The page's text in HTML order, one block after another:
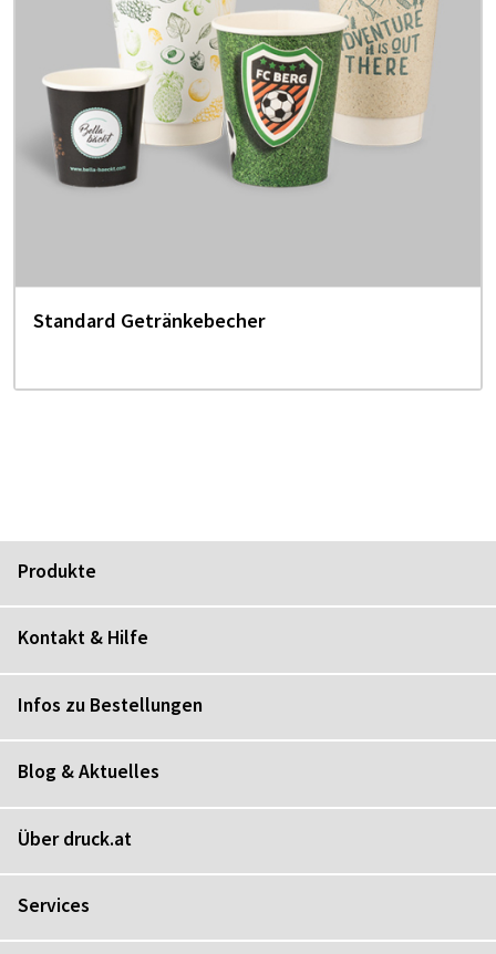
Standard Getränkebecher
Produkte
Kontakt & Hilfe
Infos zu Bestellungen
Blog & Aktuelles
Über druck.at
Services